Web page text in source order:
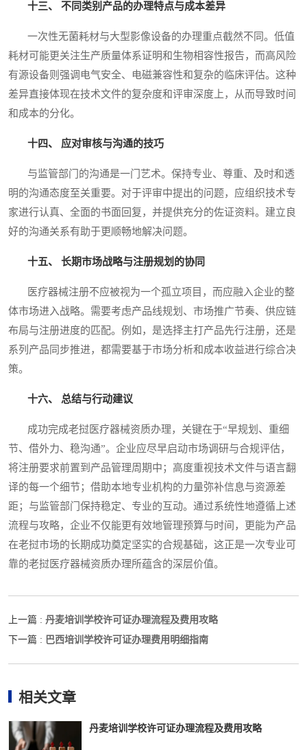
十三、 不同类别产品的办理特点与成本差异
一次性无菌耗材与大型影像设备的办理重点截然不同。低值
耗材可能更关注生产质量体系证明和生物相容性报告，而高风险
有源设备则强调电气安全、电磁兼容性和复杂的临床评估。这种
差异直接体现在技术文件的复杂度和评审深度上，从而导致时间
和成本的分化。
十四、 应对审核与沟通的技巧
与监管部门的沟通是一门艺术。保持专业、尊重、及时和透
明的沟通态度至关重要。对于评审中提出的问题，应组织技术专
家进行认真、全面的书面回复，并提供充分的佐证资料。建立良
好的沟通关系有助于更顺畅地解决问题。
十五、 长期市场战略与注册规划的协同
医疗器械注册不应被视为一个孤立项目，而应融入企业的整
体市场进入战略。需要考虑产品线规划、市场推广节奏、供应链
布局与注册进度的匹配。例如，是选择主打产品先行注册，还是
系列产品同步推进，都需要基于市场分析和成本收益进行综合决
策。
十六、 总结与行动建议
成功完成老挝医疗器械资质办理，关键在于“早规划、重细
节、借外力、稳沟通”。企业应尽早启动市场调研与合规评估，
将注册要求前置到产品管理周期中；高度重视技术文件与语言翻
译的每一个细节；借助本地专业机构的力量弥补信息与资源差
距；与监管部门保持稳定、专业的互动。通过系统性地遵循上述
流程与攻略，企业不仅能更有效地管理预算与时间，更能为产品
在老挝市场的长期成功奠定坚实的合规基础，这正是一次专业可
靠的老挝医疗器械资质办理所蕴含的深层价值。
上一篇 : 丹麦培训学校许可证办理流程及费用攻略
下一篇 : 巴西培训学校许可证办理费用明细指南
相关文章
丹麦培训学校许可证办理流程及费用攻略